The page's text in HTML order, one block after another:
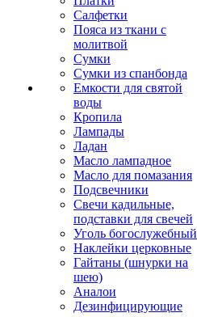
Салфетки
Пояса из ткани с
молитвой
Сумки
Сумки из спанбонда
Емкости для святой
воды
Кропила
Лампады
Ладан
Масло лампадное
Масло для помазания
Подсвечники
Свечи кадильные,
подставки для свечей
Уголь богослужебный
Наклейки церковные
Гайтаны (шнурки на
шею)
Аналои
Дезинфицирующие